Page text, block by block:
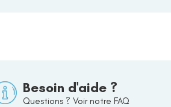
Besoin d'aide ?
Questions ? Voir notre FAQ